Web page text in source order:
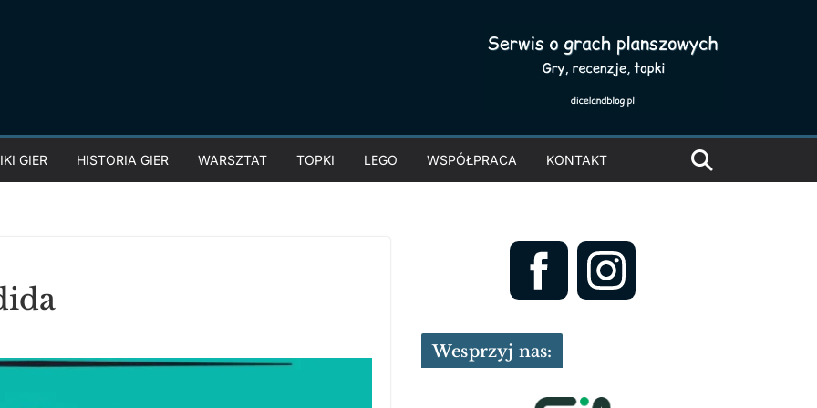
GIER HISTORIA GIER WARSZTAT TOPKI LEGO WSPÓŁPRACA KONTAKT
Wesprzyj nas: